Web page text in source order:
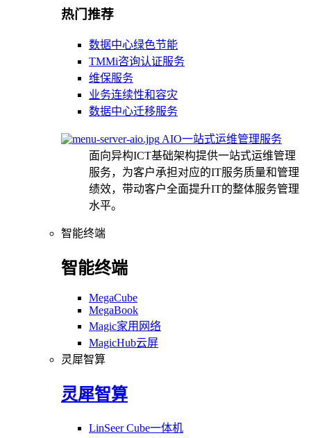
热门推荐
数据中心绿色节能
TMMi咨询认证服务
维保服务
业务连续性和容灾
数据中心迁移服务
AIO一站式运维管理服务
面向异构ICT基础架构提供一站式运维管理
服务，为客户承担对应的IT服务质量和管理
绩效，带动客户全面提升IT的整体服务管理
水平。
智能终端
智能终端
MegaCube
MegaBook
Magic家用网络
MagicHub云屏
灵犀智算
灵犀智算
LinSeer Cube一体机